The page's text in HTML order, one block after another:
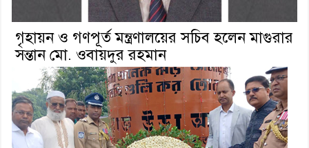
গৃহায়ন ও গণপূর্ত মন্ত্রণালয়ের সচিব হলেন মাগুরার
সন্তান মো. ওবায়দুর রহমান